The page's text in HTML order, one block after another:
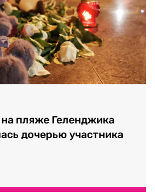
пляже Геленджика
дочерью участника